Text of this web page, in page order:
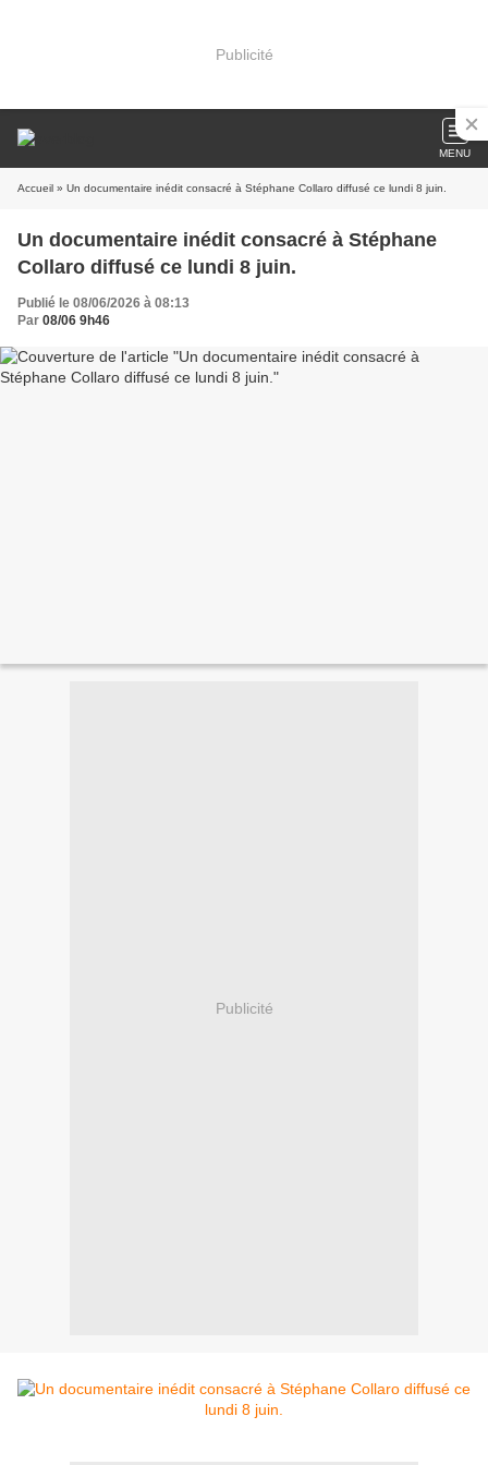
Publicité
MENU
Accueil » Un documentaire inédit consacré à Stéphane Collaro diffusé ce lundi 8 juin.
Un documentaire inédit consacré à Stéphane
Collaro diffusé ce lundi 8 juin.
Publié le 08/06/2026 à 08:13
Par 08/06 9h46
Publicité